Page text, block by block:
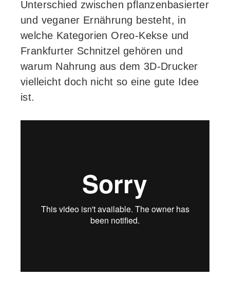
Unterschied zwischen pflanzenbasierter
und veganer Ernährung besteht, in
welche Kategorien Oreo-Kekse und
Frankfurter Schnitzel gehören und
warum Nahrung aus dem 3D-Drucker
vielleicht doch nicht so eine gute Idee
ist.